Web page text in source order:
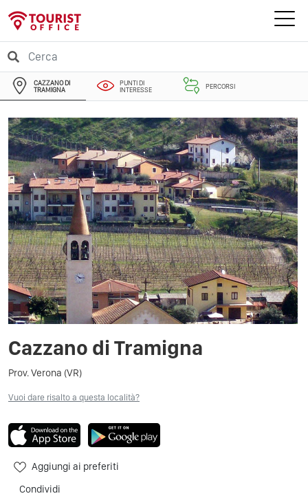
CAZZANO DI
TRAMIGNA
PUNTI DI
INTERESSE
PERCORSI
Cazzano di Tramigna
Prov. Verona (VR)
Vuoi dare risalto a questa località?
Aggiungi ai preferiti
Condividi